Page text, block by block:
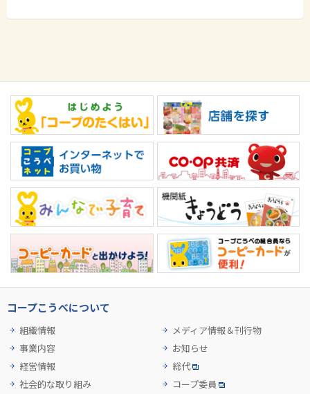
コープこうべについて
組織情報
事業内容
経営情報
社会的な取り組み
メディア情報＆刊行物
お知らせ
総代
コープ委員